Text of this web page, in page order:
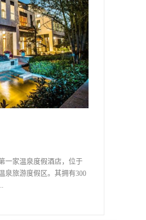
一家温泉度假酒店，位于
泉旅游度假区。其拥有300